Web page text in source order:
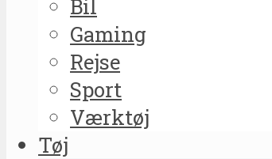
Bil
Gaming
Rejse
Sport
Værktøj
Tøj